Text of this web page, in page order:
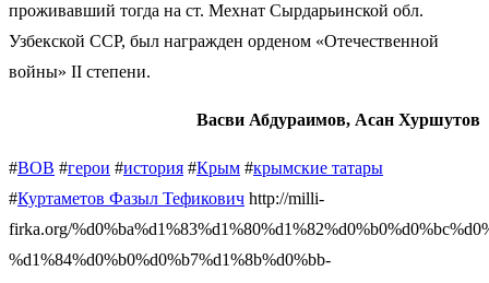
проживавший тогда на ст. Мехнат Сырдарьинской обл.
Узбекской ССР, был награжден орденом «Отечественной
войны» II степени.
Васви Абдураимов, Асан Хуршутов
#ВОВ #герои #история #Крым #крымские татары
#Куртаметов Фазыл Тефикович http://milli-
firka.org/
%d1%84%d0%b0%d0%b7%d1%8b%d0%bb-